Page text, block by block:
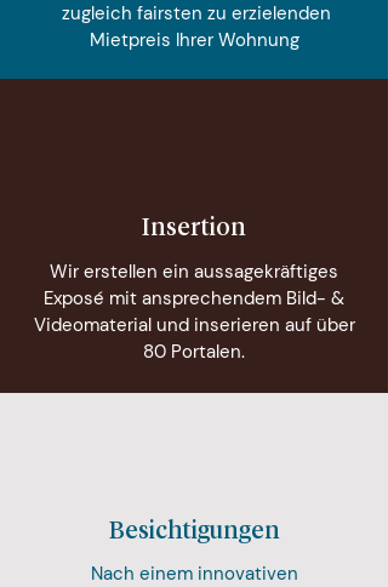
zugleich fairsten zu erzielenden
Mietpreis Ihrer Wohnung
Insertion
Wir erstellen ein aussagekräftiges
Exposé mit ansprechendem Bild- &
Videomaterial und inserieren auf über
80 Portalen.
Besichtigungen
Nach einem innovativen